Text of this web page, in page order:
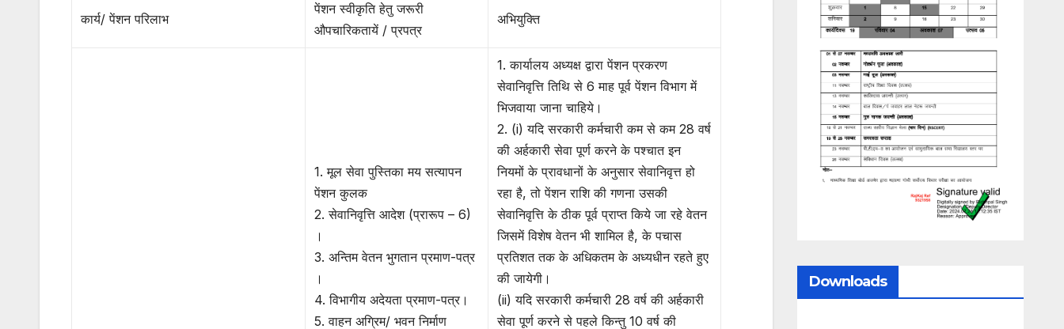
कार्य/ पेंशन परिलाभ
पेंशन स्वीकृति हेतु जरूरी
औपचारिकतायें / प्रपत्र
अभियुक्ति
1. मूल सेवा पुस्तिका मय सत्यापन
पेंशन कुलक
2. सेवानिवृत्ति आदेश (प्रारूप – 6)
।
3. अन्तिम वेतन भुगतान प्रमाण-पत्र
।
4. विभागीय अदेयता प्रमाण-पत्र।
5. वाहन अग्रिम/ भवन निर्माण
1. कार्यालय अध्यक्ष द्वारा पेंशन प्रकरण
सेवानिवृत्ति तिथि से 6 माह पूर्व पेंशन विभाग में
भिजवाया जाना चाहिये।
2. (i) यदि सरकारी कर्मचारी कम से कम 28 वर्ष
की अर्हकारी सेवा पूर्ण करने के पश्चात इन
नियमों के प्रावधानों के अनुसार सेवानिवृत्त हो
रहा है, तो पेंशन राशि की गणना उसकी
सेवानिवृत्ति के ठीक पूर्व प्राप्त किये जा रहे वेतन
जिसमें विशेष वेतन भी शामिल है, के पचास
प्रतिशत तक के अधिकतम के अध्यधीन रहते हुए
की जायेगी।
(ii) यदि सरकारी कर्मचारी 28 वर्ष की अर्हकारी
सेवा पूर्ण करने से पहले किन्तु 10 वर्ष की
Downloads